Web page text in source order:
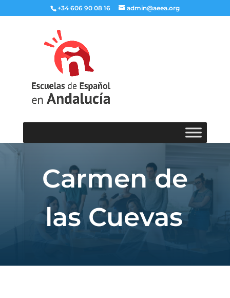
+34 606 90 08 16 admin@aeea.org
Carmen de
las Cuevas